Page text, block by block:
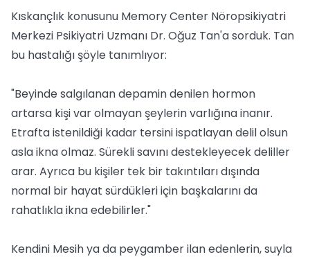
Kıskançlık konusunu Memory Center Nöropsikiyatri
Merkezi Psikiyatri Uzmanı Dr. Oğuz Tan'a sorduk. Tan
bu hastalığı şöyle tanımlıyor:
"Beyinde salgılanan depamin denilen hormon
artarsa kişi var olmayan şeylerin varlığına inanır.
Etrafta istenildiği kadar tersini ispatlayan delil olsun
asla ikna olmaz. Sürekli savını destekleyecek deliller
arar. Ayrıca bu kişiler tek bir takıntıları dışında
normal bir hayat sürdükleri için başkalarını da
rahatlıkla ikna edebilirler."
Kendini Mesih ya da peygamber ilan edenlerin, suyla